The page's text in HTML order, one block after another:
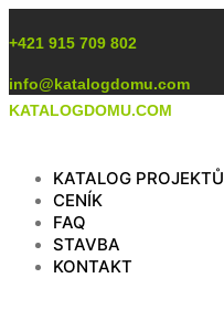
obsah
+421 915 709 802
info@katalogdomu.com
KATALOGDOMU.COM
KATALOG PROJEKTŮ
CENÍK
FAQ
STAVBA
KONTAKT